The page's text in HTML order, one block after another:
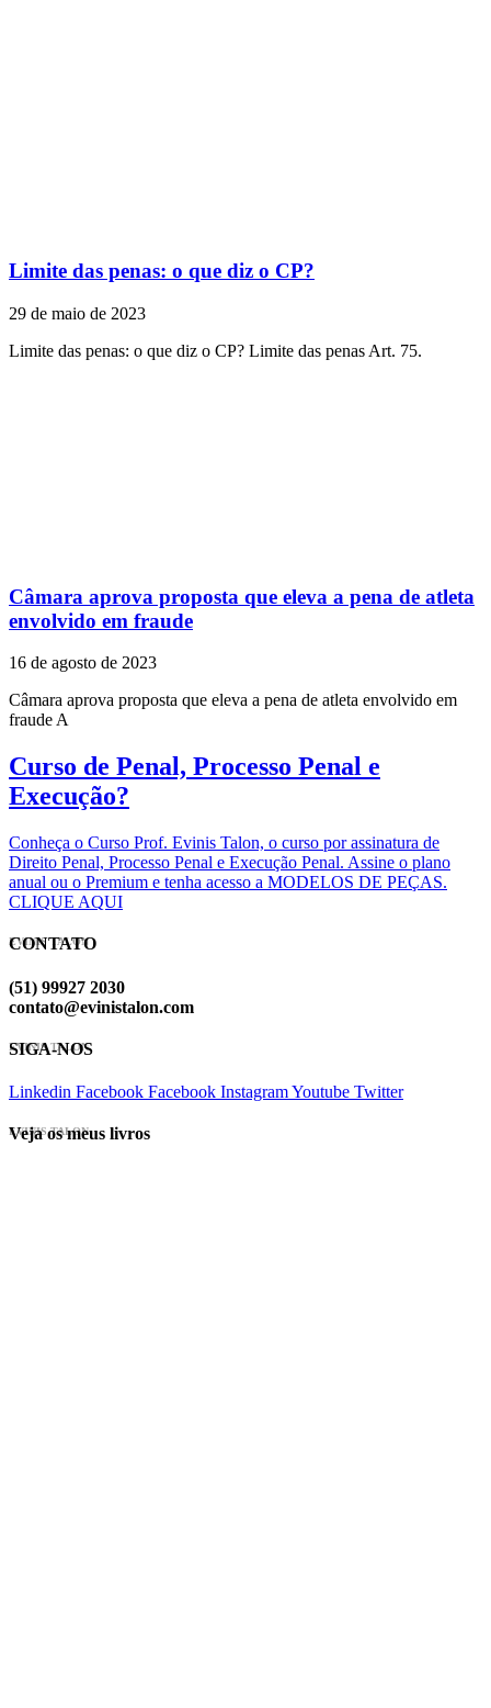
Limite das penas: o que diz o CP?
29 de maio de 2023
Limite das penas: o que diz o CP? Limite das penas Art. 75.
Câmara aprova proposta que eleva a pena de atleta
envolvido em fraude
16 de agosto de 2023
Câmara aprova proposta que eleva a pena de atleta envolvido em
fraude A
Curso de Penal, Processo Penal e
Execução?
Conheça o Curso Prof. Evinis Talon, o curso por assinatura de
Direito Penal, Processo Penal e Execução Penal. Assine o plano
anual ou o Premium e tenha acesso a MODELOS DE PEÇAS.
CLIQUE AQUI
EVINIS TALON
CONTATO
(51) 99927 2030
contato@evinistalon.com
EVINIS TALON
SIGA-NOS
Linkedin Facebook Facebook InstagramYoutube Twitter
EVINIS TALON
Veja os meus livros